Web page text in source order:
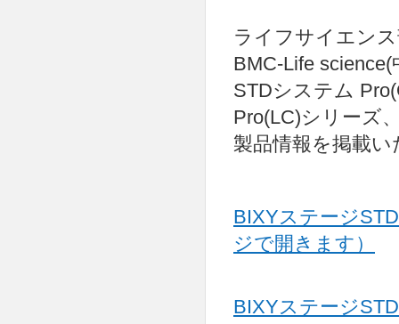
ライフサイエン
BMC-Life
STDシステム
Pro(LC)シリーズ
製品情報を掲載
BIXYステージ
ジで開きます）
BIXYステージ